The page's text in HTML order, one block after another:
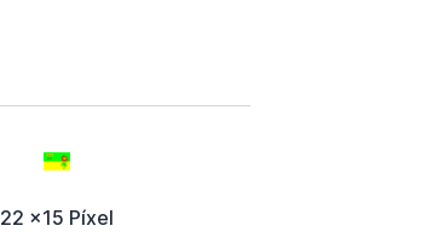
22 x15 Píxel